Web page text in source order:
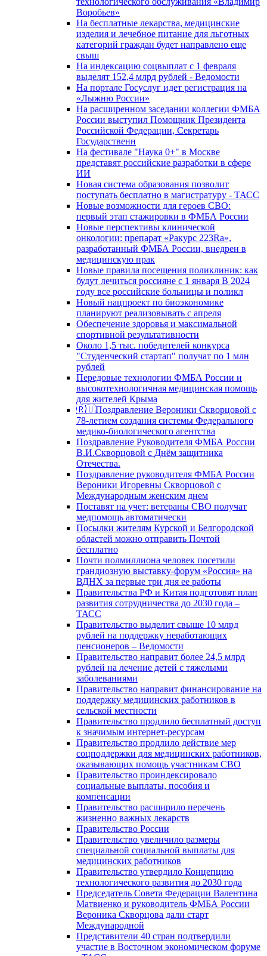
Воробьев»
На бесплатные лекарства, медицинские
изделия и лечебное питание для льготных
категорий граждан будет направлено еще
свыш
На индексацию соцвыплат с 1 февраля
выделят 152,4 млрд рублей - Ведомости
На портале Госуслуг идет регистрация на
«Лыжню России»
На расширенном заседании коллегии ФМБА
России выступил Помощник Президента
Российской Федерации, Секретарь
Государственн
На фестивале "Наука 0+" в Москве
представят российские разработки в сфере
ИИ
Новая система образования позволит
поступать бесплатно в магистратуру - ТАСС
Новые возможности для героев СВО:
первый этап стажировки в ФМБА России
Новые перспективы клинической
онкологии: препарат «Ракурс 223Ra»,
разработанный ФМБА России, внедрен в
медицинскую прак
Новые правила посещения поликлиник: как
будут лечиться россияне с 1 января В 2024
году все российские больницы и поликл
Новый нацпроект по биоэкономике
планируют реализовывать с апреля
Обеспечение здоровья и максимальной
спортивной результативности
Около 1,5 тыс. победителей конкурса
"Студенческий стартап" получат по 1 млн
рублей
Передовые технологии ФМБА России и
высокотехнологичная медицинская помощь
для жителей Крыма
🇷🇺Поздравление Вероники Скворцовой с
78-летием создания системы Федерального
медико-биологического агентства
Поздравление Руководителя ФМБА России
В.И.Скворцовой с Днём защитника
Отечества.
Поздравление руководителя ФМБА России
Вероники Игоревны Скворцовой с
Международным женским днем
Поставят на учет: ветераны СВО получат
медпомощь автоматически
Посылки жителям Курской и Белгородской
областей можно отправить Почтой
бесплатно
Почти полмиллиона человек посетили
грандиозную выставку-форум «Россия» на
ВДНХ за первые три дня ее работы
Правительства РФ и Китая подготовят план
развития сотрудничества до 2030 года –
ТАСС
Правительство выделит свыше 10 млрд
рублей на поддержку неработающих
пенсионеров – Ведомости
Правительство направит более 24,5 млрд
рублей на лечение детей с тяжелыми
заболеваниями
Правительство направит финансирование на
поддержку медицинских работников в
сельской местности
Правительство продлило бесплатный доступ
к значимым интернет-ресурсам
Правительство продлило действие мер
соцподдержки для медицинских работников,
оказывающих помощь участникам СВО
Правительство проиндексировало
социальные выплаты, пособия и
компенсации
Правительство расширило перечень
жизненно важных лекарств
Правительство России
Правительство увеличило размеры
специальной социальной выплаты для
медицинских работников
Правительство утвердило Концепцию
технологического развития до 2030 года
Председатель Совета Федерации Валентина
Матвиенко и руководитель ФМБА России
Вероника Скворцова дали старт
Международной
Представители 40 стран подтвердили
участие в Восточном экономическом форуме